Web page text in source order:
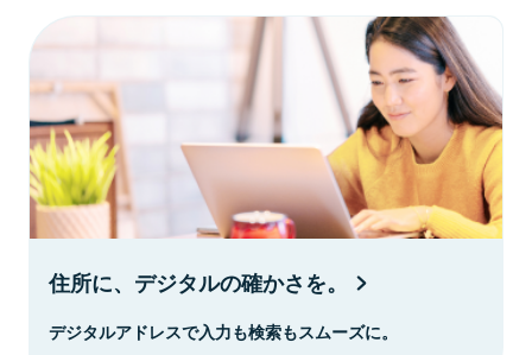
住所に、デジタルの確かさを。
デジタルアドレスで入力も検索もスムーズに。